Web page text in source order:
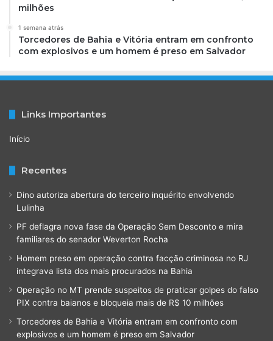
milhões
1 semana atrás
Torcedores de Bahia e Vitória entram em confronto
com explosivos e um homem é preso em Salvador
Links Importantes
Início
Recentes
Dino autoriza abertura do terceiro inquérito envolvendo
Lulinha
PF deflagra nova fase da Operação Sem Desconto e mira
familiares do senador Weverton Rocha
Homem preso em operação contra facção criminosa no RJ
integrava lista dos mais procurados na Bahia
Operação no MT prende suspeitos de praticar golpes do falso
PIX contra baianos e bloqueia mais de R$ 10 milhões
Torcedores de Bahia e Vitória entram em confronto com
explosivos e um homem é preso em Salvador